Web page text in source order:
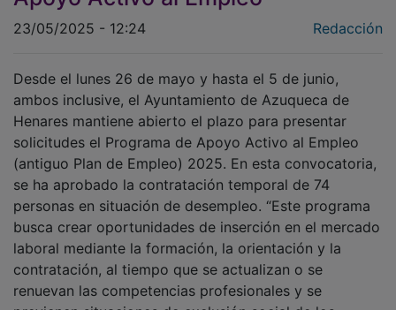
ambos inclusive, el Ayuntamiento de Azuqueca de
Henares mantiene abierto el plazo para presentar
solicitudes el Programa de Apoyo Activo al Empleo
(antiguo Plan de Empleo) 2025. En esta convocatoria,
se ha aprobado la contratación temporal de 74
personas en situación de desempleo. “Este programa
busca crear oportunidades de inserción en el mercado
laboral mediante la formación, la orientación y la
contratación, al tiempo que se actualizan o se
renuevan las competencias profesionales y se
previenen situaciones de exclusión social de los